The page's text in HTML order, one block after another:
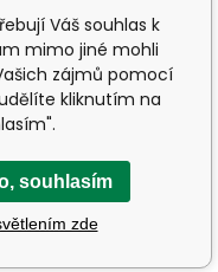
Váš souhlas k
mimo jiné mohli
zájmů pomocí
kliknutím na
souhlasím
zde